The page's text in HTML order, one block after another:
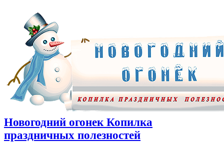
Новогодний огонек Копилка
праздничных полезностей